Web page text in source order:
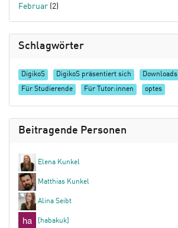
Februar (2)
Schlagwörter
DigikoS DigikoS präsentiert sich Downloads
Für Studierende Für Tutor:innen optes
Beitragende Personen
Elena Kunkel
Matthias Kunkel
Alina Seibt
[habakuk]